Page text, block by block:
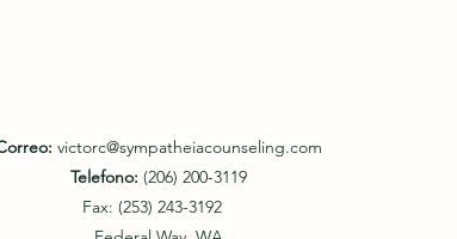
victorc@sympatheiacounseling.com
Telefono: (206) 200-3119
Fax: (253) 243-3192